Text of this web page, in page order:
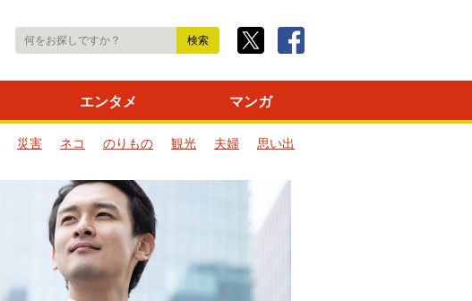
エンタメ マンガ
災害 ネコ のりもの 観光 夫婦
思い出